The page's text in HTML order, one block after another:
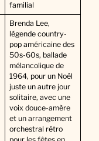
familial
Brenda Lee,
légende country-
pop américaine des
50s-60s, ballade
mélancolique de
1964, pour un Noël
juste un autre jour
solitaire, avec une
voix douce-amère
et un arrangement
orchestral rétro